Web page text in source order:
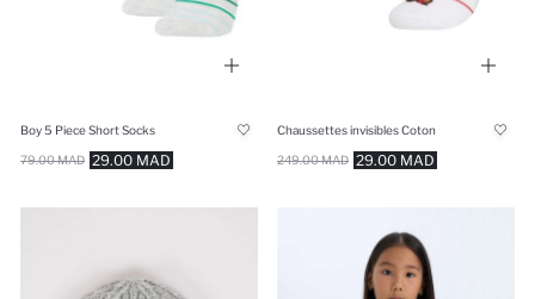
Boy 5 Piece Short Socks
29.00 MAD
79.00 MAD
Chaussettes invisibles Coton
29.00 MAD
249.00 MAD